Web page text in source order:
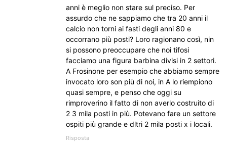
anni è meglio non stare sul preciso. Per
assurdo che ne sappiamo che tra 20 anni il
calcio non torni ai fasti degli anni 80 e
occorrano più posti? Loro ragionano così, nin
si possono preoccupare che noi tifosi
facciamo una figura barbina divisi in 2 settori.
A Frosinone per esempio che abbiamo sempre
invocato loro son più di noi, in A lo riempiono
quasi sempre, e penso che oggi su
rimproverino il fatto di non averlo costruito di
2 3 mila posti in più. Potevano fare un settore
ospiti più grande e dltri 2 mila posti x i locali.
Risposta